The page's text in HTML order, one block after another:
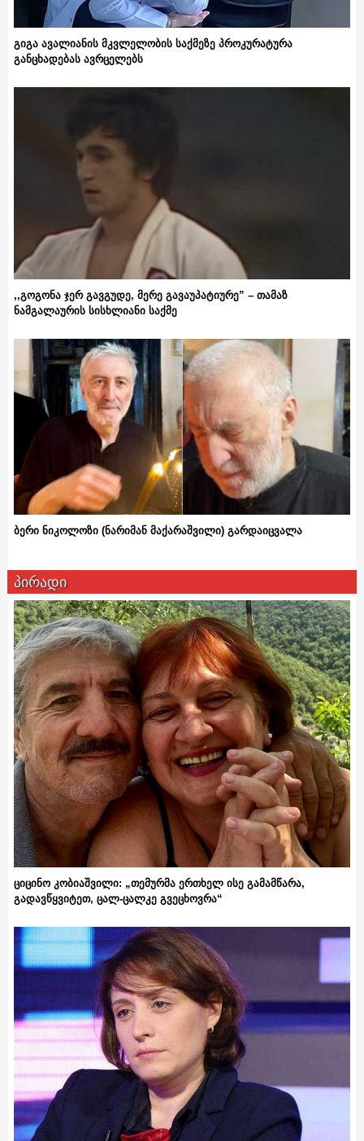
გიგა ავალიანის მკვლელობის საქმეზე პროკურატურა
განცხადებას ავრცელებს
,,გოგონა ჯერ გავგუდე, მერე გავაუპატიურე” – თამაზ
ნამგალაურის სისხლიანი საქმე
ბერი ნიკოლოზი (ნარიმან მაქარაშვილი) გარდაიცვალა
პირადი
ციცინო კობიაშვილი: „თემურმა ერთხელ ისე გამამწარა,
გადავწყვიტეთ, ცალ-ცალკე გვეცხოვრა“